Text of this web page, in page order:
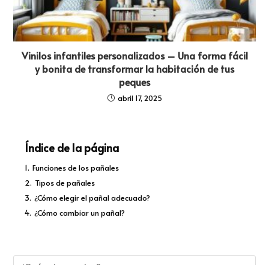
Vinilos infantiles personalizados – Una forma fácil
y bonita de transformar la habitación de tus
peques
abril 17, 2025
Índice de la página
1. Funciones de los pañales
2. Tipos de pañales
3. ¿Cómo elegir el pañal adecuado?
4. ¿Cómo cambiar un pañal?